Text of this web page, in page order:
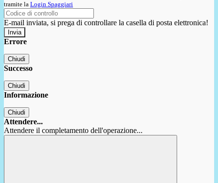
tramite la Login Spaggiari
E-mail inviata, si prega di controllare la casella di posta elettronica!
Errore
Chiudi
Successo
Chiudi
Informazione
Chiudi
Attendere...
Attendere il completamento dell'operazione...